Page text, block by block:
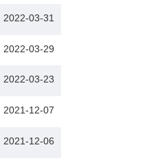
2022-03-31
2022-03-29
2022-03-23
2021-12-07
2021-12-06